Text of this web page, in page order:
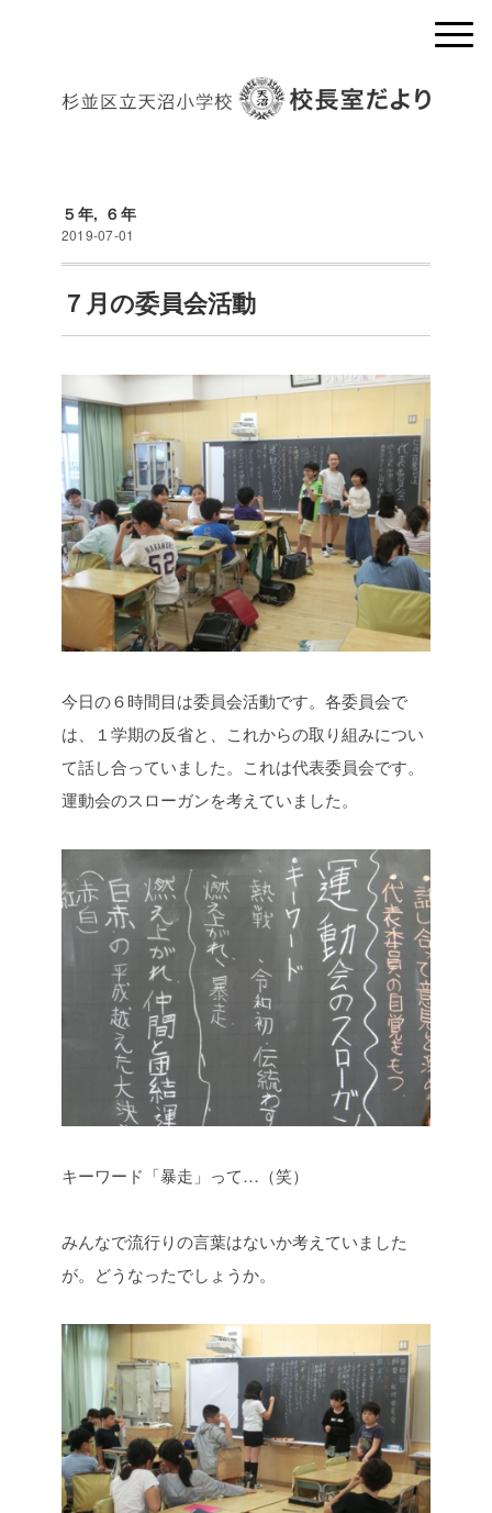
５年, ６年
2019-07-01
７月の委員会活動
今日の６時間目は委員会活動です。各委員会で
は、１学期の反省と、これからの取り組みについ
て話し合っていました。これは代表委員会です。
運動会のスローガンを考えていました。
キーワード「暴走」って…（笑）
みんなで流行りの言葉はないか考えていました
が。どうなったでしょうか。